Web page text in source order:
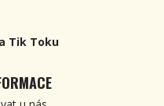
Tik Toku